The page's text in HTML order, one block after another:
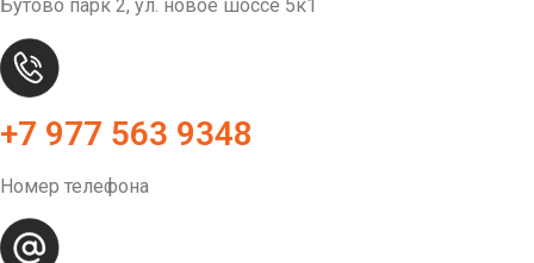
Бутово парк 2, ул. новое шоссе 5к1
+7 977 563 9348
Номер телефона